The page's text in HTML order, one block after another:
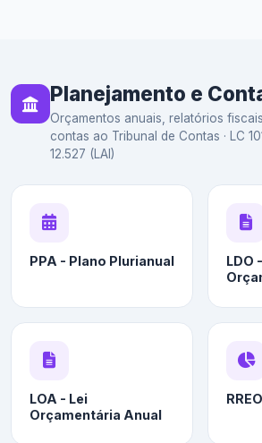
Planejamento e
Orçamentos anuais, relatórios
contas ao Tribunal de Contas · LC
12.527 (LAI)
PPA - Plano Plurianual
LDO
LOA - Lei
Orçamentária Anual
RREO